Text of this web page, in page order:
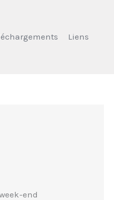
Liens
end